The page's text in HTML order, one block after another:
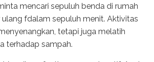
mencari sepuluh benda di rumah
fdalam sepuluh menit. Aktivitas
tetapi juga melatih
terhadap sampah.